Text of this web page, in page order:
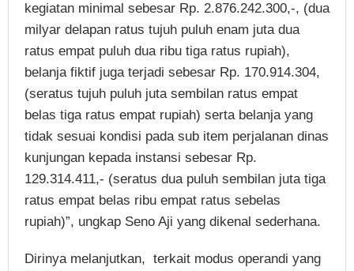
kegiatan minimal sebesar Rp. 2.876.242.300,-, (dua
milyar delapan ratus tujuh puluh enam juta dua
ratus empat puluh dua ribu tiga ratus rupiah),
belanja fiktif juga terjadi sebesar Rp. 170.914.304,
(seratus tujuh puluh juta sembilan ratus empat
belas tiga ratus empat rupiah) serta belanja yang
tidak sesuai kondisi pada sub item perjalanan dinas
kunjungan kepada instansi sebesar Rp.
129.314.411,- (seratus dua puluh sembilan juta tiga
ratus empat belas ribu empat ratus sebelas
rupiah)”, ungkap Seno Aji yang dikenal sederhana.
Dirinya melanjutkan, terkait modus operandi yang